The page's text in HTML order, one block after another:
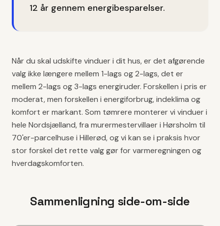
12 år gennem energibesparelser.
Når du skal udskifte vinduer i dit hus, er det afgørende
valg ikke længere mellem 1-lags og 2-lags, det er
mellem 2-lags og 3-lags energiruder. Forskellen i pris er
moderat, men forskellen i energiforbrug, indeklima og
komfort er markant. Som tømrere monterer vi vinduer i
hele Nordsjælland, fra murermestervillaer i Hørsholm til
70'er-parcelhuse i Hillerød, og vi kan se i praksis hvor
stor forskel det rette valg gør for varmeregningen og
hverdagskomforten.
Sammenligning side-om-side